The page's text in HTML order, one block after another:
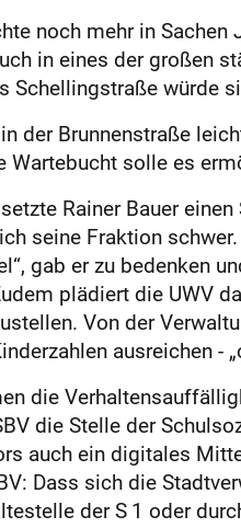
noch mehr in
in eines der großen
Schellingstraße würde
der Brunnenstraße
Wartebucht solle es
Rainer Bauer
seine Fraktion
gab er zu bedenken
plädiert die UWV
Von der
ausreichen -
die
die Stelle der
auch ein digitales
Dass sich die
der S 1 oder